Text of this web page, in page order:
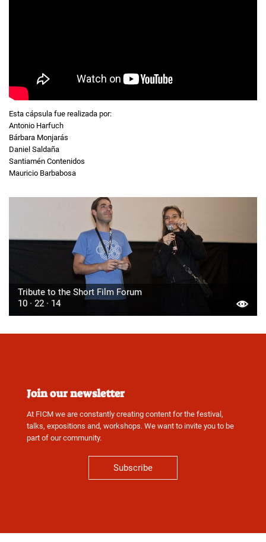
Esta cápsula fue realizada por:
Antonio Harfuch
Bárbara Monjarás
Daniel Saldaña
Santiamén Contenidos
Mauricio Barbabosa
Tribute to the Short Film Forum
10 · 22 · 14
Join our newsletter
At FICM we are constantly creating content for the festival,
talks, expositions and, workshops. We want to invite you to be
part of our community.
Subscribe